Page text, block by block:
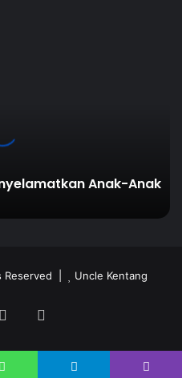
Anak-Anak
Reserved | Uncle Kentang
YouTube